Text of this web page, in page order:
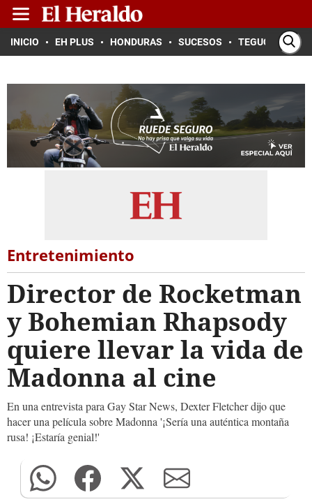
INICIO EH PLUS HONDURAS SUCESOS TEGUCIGALPA
Entretenimiento
Director de Rocketman
y Bohemian Rhapsody
quiere llevar la vida de
Madonna al cine
En una entrevista para Gay Star News, Dexter Fletcher dijo que
hacer una película sobre Madonna '¡Sería una auténtica montaña
rusa! ¡Estaría genial!'